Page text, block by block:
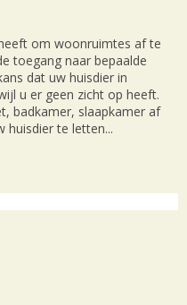
om woonruimtes af te
toegang naar bepaalde
dat uw huisdier in
u er geen zicht op heeft.
badkamer, slaapkamer af
huisdier te letten...